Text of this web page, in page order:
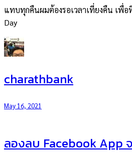
แทบทุกคืนผมต้องรอเวลาเที่ยงคืน เพื่อ
Day
charathbank
May 16, 2021
ลองลบ Facebook App